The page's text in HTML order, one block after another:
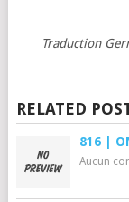
Traduction
RELATED
816 |
Aucun